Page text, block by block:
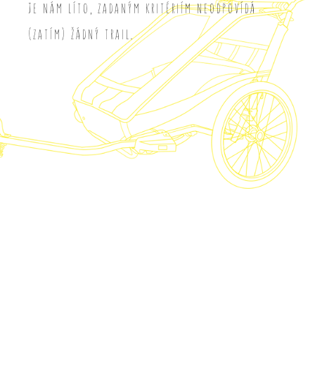
Je nám líto, zadaným kritériím neodpovídá
(zatím) žádný trail.